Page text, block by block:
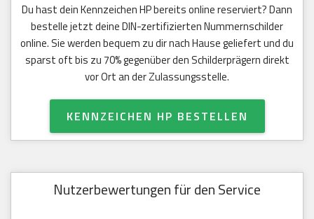
Du hast dein Kennzeichen HP bereits online reserviert? Dann
bestelle jetzt deine DIN-zertifizierten Nummernschilder
online. Sie werden bequem zu dir nach Hause geliefert und du
sparst oft bis zu 70% gegenüber den Schilderprägern direkt
vor Ort an der Zulassungsstelle.
KENNZEICHEN HP BESTELLEN
Nutzerbewertungen für den Service